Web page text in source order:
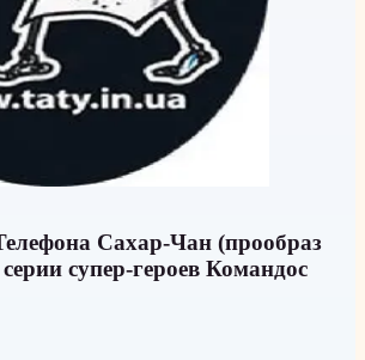
Сахар-Чан (прообраз
супер-героев Командос